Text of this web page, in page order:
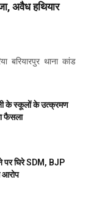
अवैध हथियार
थाना कांड
के स्कूलों के उत्क्रमण
फैसला
पर घिरे SDM, BJP
आरोप